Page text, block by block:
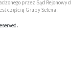
przez Sąd Rejonowy
częścią Grupy Selena.